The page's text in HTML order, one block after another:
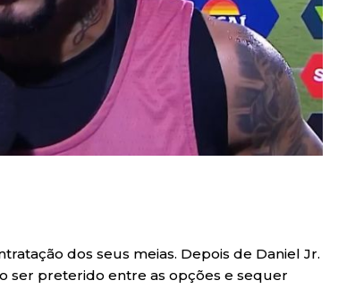
dos seus meias. Depois de Daniel Jr.
ser preterido entre as opções e sequer